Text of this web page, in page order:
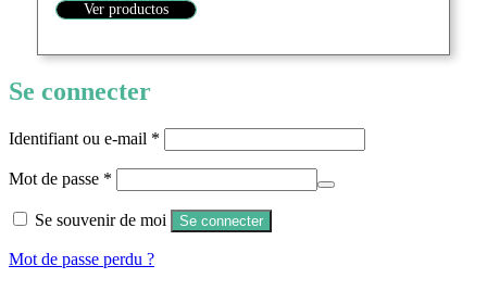
Ver productos
Se connecter
Identifiant ou e-mail *
Mot de passe *
Se souvenir de moi Se connecter
Mot de passe perdu ?